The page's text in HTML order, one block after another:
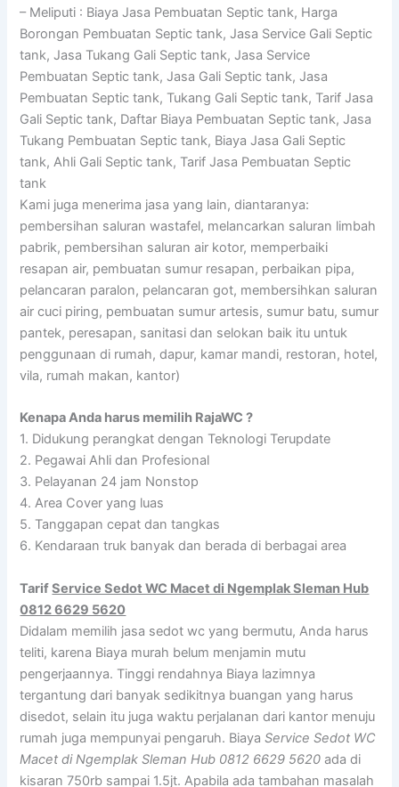
– Meliputi : Biaya Jasa Pembuatan Septic tank, Harga
Borongan Pembuatan Septic tank, Jasa Service Gali Septic
tank, Jasa Tukang Gali Septic tank, Jasa Service
Pembuatan Septic tank, Jasa Gali Septic tank, Jasa
Pembuatan Septic tank, Tukang Gali Septic tank, Tarif Jasa
Gali Septic tank, Daftar Biaya Pembuatan Septic tank, Jasa
Tukang Pembuatan Septic tank, Biaya Jasa Gali Septic
tank, Ahli Gali Septic tank, Tarif Jasa Pembuatan Septic
tank
Kami juga menerima jasa yang lain, diantaranya:
pembersihan saluran wastafel, melancarkan saluran limbah
pabrik, pembersihan saluran air kotor, memperbaiki
resapan air, pembuatan sumur resapan, perbaikan pipa,
pelancaran paralon, pelancaran got, membersihkan saluran
air cuci piring, pembuatan sumur artesis, sumur batu, sumur
pantek, peresapan, sanitasi dan selokan baik itu untuk
penggunaan di rumah, dapur, kamar mandi, restoran, hotel,
vila, rumah makan, kantor)
Kenapa Anda harus memilih RajaWC ?
1. Didukung perangkat dengan Teknologi Terupdate
2. Pegawai Ahli dan Profesional
3. Pelayanan 24 jam Nonstop
4. Area Cover yang luas
5. Tanggapan cepat dan tangkas
6. Kendaraan truk banyak dan berada di berbagai area
TarifService Sedot WC Macet di Ngemplak Sleman Hub
0812 6629 5620
Didalam memilih jasa sedot wc yang bermutu, Anda harus
teliti, karena Biaya murah belum menjamin mutu
pengerjaannya. Tinggi rendahnya Biaya lazimnya
tergantung dari banyak sedikitnya buangan yang harus
disedot, selain itu juga waktu perjalanan dari kantor menuju
rumah juga mempunyai pengaruh. BiayaService Sedot WC
Macet di Ngemplak Sleman Hub 0812 6629 5620 ada di
kisaran 750rb sampai 1.5jt. Apabila ada tambahan masalah